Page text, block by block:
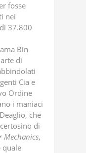
fosse
nei
37.800
Bin
di
Cia e
Ordine
i maniaci
che
di
Mechanics,
quale